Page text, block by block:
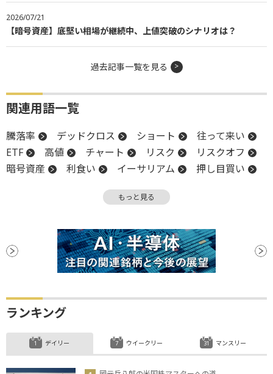
2026/07/21
【暗号資産】底堅い相場が継続中、上値突破のシナリオは？
過去記事一覧を見る
関連用語一覧
騰落率 デッドクロス ショート
往って来い
ETF
高値 チャート リスク
リスクオフ
暗号資産
利食い イーサリアム
押し目買い
もっと見る
ランキング
デイリー ウイークリー マンスリー